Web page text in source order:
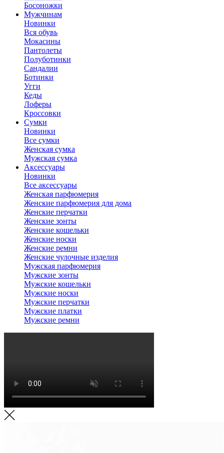
Босоножки
Мужчинам
Новинки
Вся обувь
Мокасины
Пантолеты
Полуботинки
Сандалии
Ботинки
Угги
Кеды
Лоферы
Кроссовки
Сумки
Новинки
Все сумки
Женская сумка
Мужская сумка
Аксессуары
Новинки
Все аксессуары
Женская парфюмерия
Женские парфюмерия для дома
Женские перчатки
Женские зонты
Женские кошельки
Женские носки
Женские ремни
Женские чулочные изделия
Мужская парфюмерия
Мужские зонты
Мужские кошельки
Мужские носки
Мужские перчатки
Мужские платки
Мужские ремни